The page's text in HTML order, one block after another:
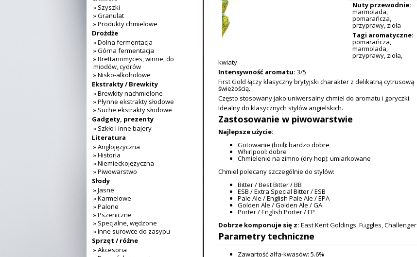
Nuty przewodnie:
marmolada,
pomarańcza,
przyprawy, zioła
Tagi aromatyczne:
pomarańcza,
marmolada,
przyprawy, zioła,
kwiaty
Intensywność aromatu: 3/5
First Gold łączy klasyczny brytyjski charakter z delikatną cytrusową
świeżością.
Często stosowany jako uniwersalny chmiel do aromatu i goryczki.
Idealny do klasycznych stylów angielskich.
Zastosowanie w piwowarstwie
Najlepsze użycie:
Gotowanie (boil): bardzo dobre
Whirlpool: dobre
Chmielenie na zimno (dry hop): umiarkowane
Chmiel polecany szczególnie do stylów:
Bitter / Best Bitter / BB
ESB / Extra Special Bitter / ESB
Pale Ale / English Pale Ale / EPA
Golden Ale / Golden Ale / GA
Porter / English Porter / EP
Dobrze komponuje się z: East Kent Goldings, Fuggles, Challenger
Parametry techniczne
Zawartość alfa-kwasów: 5.6%
» Szyszki
» Granulat
» Produkty chmielowe
Drożdże
» Dolna fermentacja
» Górna fermentacja
» Brettanomyces, winne, do
miodów, cydrów
» Nisko-alkoholowe
Ekstrakty / Brewkity
» Brewkity nachmielone
» Płynne ekstrakty słodowe
» Suche ekstrakty słodowe
Gadgety, prezenty
» Szkło i inne bajery
Literatura
» Anglojęzyczna
» Historia
» Niemieckojęzyczna
» Piwowarstwo
Słody
» Jasne
» Karmelowe
» Palone
» Pszeniczne
» Specjalne, wędzone
» Inne surowce do zasypu
Sprzęt / różne
» Akcesoria